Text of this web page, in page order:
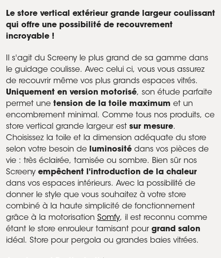
Le store vertical extérieur grande largeur coulissant
qui offre une possibilité de recouvrement
incroyable !
Il s'agit du Screeny le plus grand de sa gamme dans
le guidage coulisse. Avec celui ci, vous vous assurez
de recouvrir même vos plus grands espaces vitrés.
Uniquement en version motorisé, son étude parfaite
permet une tension de la toile maximum et un
encombrement minimal. Comme tous nos produits, ce
store vertical grande largeur est sur mesure.
Choisissez la toile et la dimension adéquate du store
selon votre besoin de
luminosité dans vos pièces de
vie : très éclairée, tamisée ou sombre. Bien sûr nos
Screeny empêchent l'introduction de la chaleur
dans vos espaces intérieurs. Avec la possibilité de
donner le style que vous souhaitez à votre store
combiné à la haute simplicité de fonctionnement
grâce à la motorisation Somfy, il est reconnu comme
étant le store enrouleur tamisant pour grand salon
idéal. Store pour pergola ou grandes baies vitrées.